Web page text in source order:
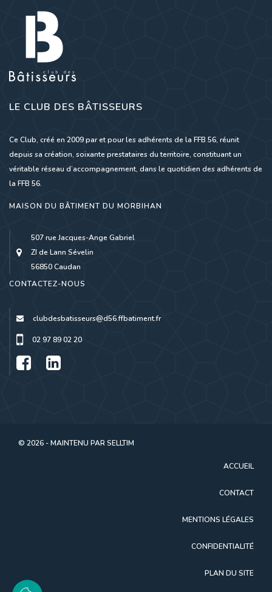
LE CLUB DES BÂTISSEURS
Ce Club, créé en 2009 par et pour les adhérents de la FFB 56, réunit
depuis sa création, soixante prestataires du territoire, constituant un
véritable réseau d’accompagnement, dans le quotidien des adhérents de
la FFB 56.
MAISON DU BÂTIMENT DU MORBIHAN
507 rue Jacques-Ange Gabriel
ZI de Lann Sévelin
56850 Caudan
CONTACTEZ-NOUS
clubdesbatisseurs@d56.ffbatiment.fr
02 97 89 02 20
© 2026 - MAINTENU PARSELLTIM
ACCUEIL
CONTACT
MENTIONS LÉGALES
CONFIDENTIALITÉ
PLAN DU SITE